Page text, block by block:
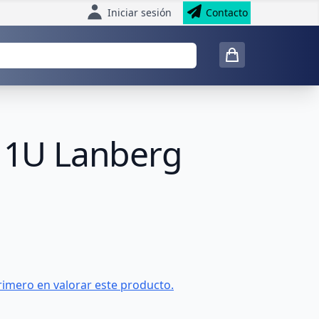
Iniciar sesión Contacto
1U Lanberg
en valorar este producto.